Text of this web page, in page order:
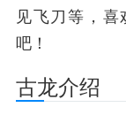
见飞刀等，
吧！
古龙介绍